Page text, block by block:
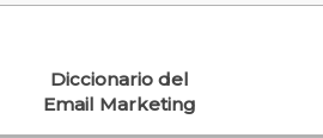
Diccionario del
Email Marketing